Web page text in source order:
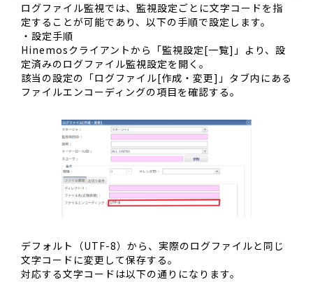
ログファイル監視では、監視設定ごとに文字コードを指
定することが可能であり、以下の手順で設定します。
・設定手順
Hinemosクライアントから「監視設定[一覧]」より、設
定済みのログファイル監視設定を開く。
該当の設定の「ログファイル[作成・変更]」タブ内にある
ファイルエンコーディングの項目を確認する。
デフォルト（UTF-8）から、実際のログファイルと同じ
文字コードに変更して保存する。
対応する文字コードは以下の通りになります。